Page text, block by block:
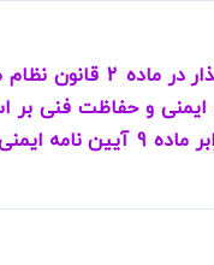
ماده 17 این قانون وی را مکلف به رعایت
جاری کشور داشته است. همچنین مطابق بند «ز» ماده 37